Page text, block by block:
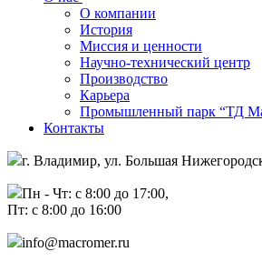
О компании
История
Миссия и ценности
Научно-технический центр
Производство
Карьера
Промышленный парк “ТД
Контакты
г. Владимир, ул. Большая
Пн - Чт: с 8:00 до 17:00,
Пт: с 8:00 до 16:00
info@macromer.ru